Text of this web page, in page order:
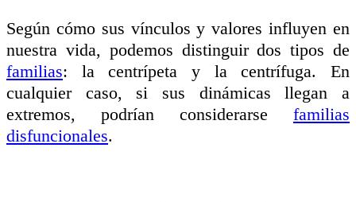
Según cómo sus vínculos y valores influyen en
nuestra vida, podemos distinguir dos tipos de
familias: la centrípeta y la centrífuga. En
cualquier caso, si sus dinámicas llegan a
extremos, podrían considerarse familias
disfuncionales.